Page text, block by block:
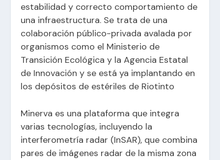
estabilidad y correcto comportamiento de
una infraestructura. Se trata de una
colaboración público-privada avalada por
organismos como el Ministerio de
Transición Ecológica y la Agencia Estatal
de Innovación y se está ya implantando en
los depósitos de estériles de Riotinto
Minerva es una plataforma que integra
varias tecnologías, incluyendo la
interferometría radar (InSAR), que combina
pares de imágenes radar de la misma zona